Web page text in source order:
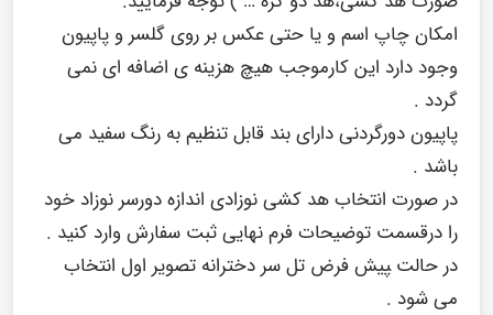
امکان چاپ اسم و یا حتی عکس بر روی گلسر و پاپیون
وجود دارد این کارموجب هیچ هزینه ی اضافه ای نمی
گردد .
پاپیون دورگردنی دارای بند قابل تنظیم به رنگ سفید می
باشد .
در صورت انتخاب هد کشی نوزادی اندازه دورسر نوزاد خود
را درقسمت توضیحات فرم نهایی ثبت سفارش وارد کنید .
در حالت ‍‍پیش فرض تل سر دخترانه تصویر اول انتخاب
می شود .